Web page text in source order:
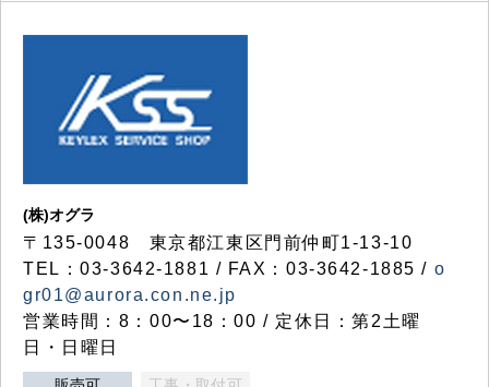
(株)オグラ
〒135-0048 東京都江東区門前仲町1-13-10
TEL：03-3642-1881 / FAX：03-3642-1885 / o
gr01@aurora.con.ne.jp
営業時間：8：00〜18：00 / 定休日：第2土曜
日・日曜日